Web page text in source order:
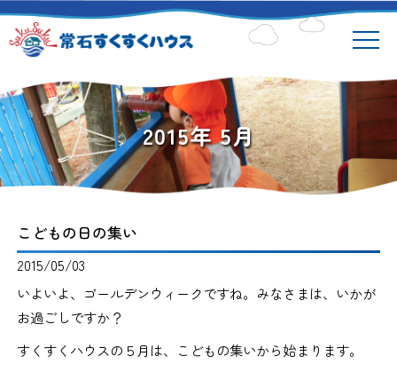
2015年 5月
こどもの日の集い
2015/05/03
いよいよ、ゴールデンウィークですね。みなさまは、いかが
お過ごしですか？
すくすくハウスの５月は、こどもの集いから始まります。